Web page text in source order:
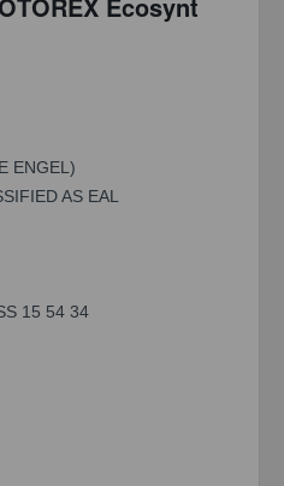
Ecosynt
ENGEL)
AS EAL
15 54 34